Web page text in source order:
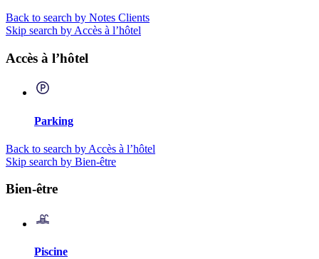
Back to search by Notes Clients
Skip search by Accès à l’hôtel
Accès à l’hôtel
Parking
Back to search by Accès à l’hôtel
Skip search by Bien-être
Bien-être
Piscine